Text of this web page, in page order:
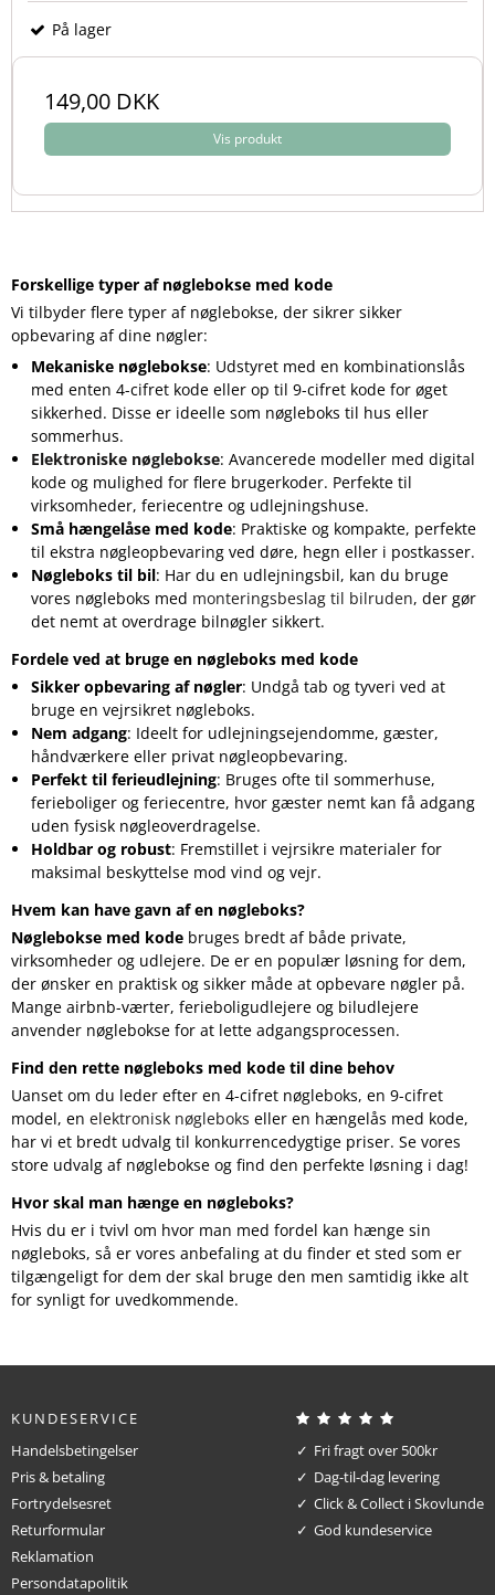
På lager
149,00 DKK
Vis produkt
Forskellige typer af nøglebokse med kode
Vi tilbyder flere typer af nøglebokse, der sikrer sikker
opbevaring af dine nøgler:
Mekaniske nøglebokse: Udstyret med en kombinationslås
med enten 4-cifret kode eller op til 9-cifret kode for øget
sikkerhed. Disse er ideelle som nøgleboks til hus eller
sommerhus.
Elektroniske nøglebokse: Avancerede modeller med digital
kode og mulighed for flere brugerkoder. Perfekte til
virksomheder, feriecentre og udlejningshuse.
Små hængelåse med kode: Praktiske og kompakte, perfekte
til ekstra nøgleopbevaring ved døre, hegn eller i postkasser.
Nøgleboks til bil: Har du en udlejningsbil, kan du bruge
vores nøgleboks med monteringsbeslag til bilruden, der gør
det nemt at overdrage bilnøgler sikkert.
Fordele ved at bruge en nøgleboks med kode
Sikker opbevaring af nøgler: Undgå tab og tyveri ved at
bruge en vejrsikret nøgleboks.
Nem adgang: Ideelt for udlejningsejendomme, gæster,
håndværkere eller privat nøgleopbevaring.
Perfekt til ferieudlejning: Bruges ofte til sommerhuse,
ferieboliger og feriecentre, hvor gæster nemt kan få adgang
uden fysisk nøgleoverdragelse.
Holdbar og robust: Fremstillet i vejrsikre materialer for
maksimal beskyttelse mod vind og vejr.
Hvem kan have gavn af en nøgleboks?
Nøglebokse med kode bruges bredt af både private,
virksomheder og udlejere. De er en populær løsning for dem,
der ønsker en praktisk og sikker måde at opbevare nøgler på.
Mange airbnb-værter, ferieboligudlejere og biludlejere
anvender nøglebokse for at lette adgangsprocessen.
Find den rette nøgleboks med kode til dine behov
Uanset om du leder efter en 4-cifret nøgleboks, en 9-cifret
model, en elektronisk nøgleboks eller en hængelås med kode,
har vi et bredt udvalg til konkurrencedygtige priser. Se vores
store udvalg af nøglebokse og find den perfekte løsning i dag!
Hvor skal man hænge en nøgleboks?
Hvis du er i tvivl om hvor man med fordel kan hænge sin
nøgleboks, så er vores anbefaling at du finder et sted som er
tilgængeligt for dem der skal bruge den men samtidig ikke alt
for synligt for uvedkommende.
KUNDESERVICE
Handelsbetingelser
Pris & betaling
Fortrydelsesret
Returformular
Reklamation
Persondatapolitik
Fri fragt over 500kr
Dag-til-dag levering
Click & Collect i Skovlunde
God kundeservice